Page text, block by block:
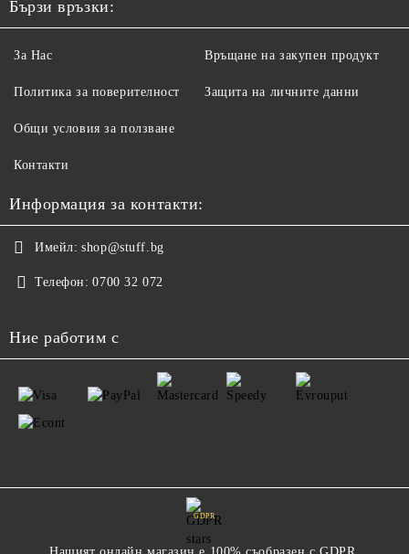
Бързи връзки:
За Нас
Политика за поверителност
Общи условия за ползване
Контакти
Връщане на закупен продукт
Защита на личните данни
Информация за контакти:
Имейл: shop@stuff.bg
Телефон: 0700 32 072
Ние работим с
GDPR